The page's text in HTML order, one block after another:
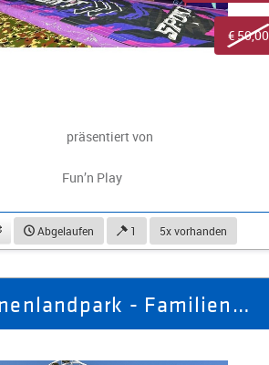
präsentiert von
Fun’n Play
beobachtenAbgelaufen 1 5x vorhanden
€ 50,00
Sonnenlandpark - Familienausflug Sommersaison 2026 für drei Personen